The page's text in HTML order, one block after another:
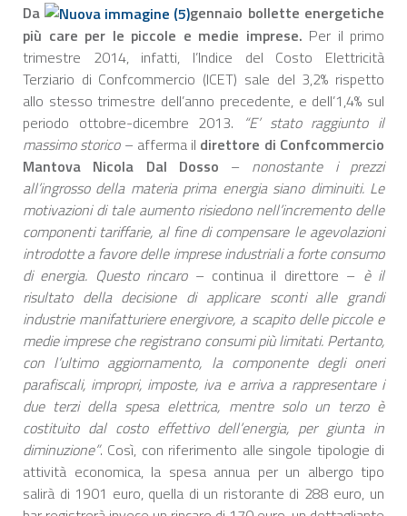
Da
gennaio bollette energetiche
più care per le piccole e medie imprese. Per il primo
trimestre 2014, infatti, l’Indice del Costo Elettricità
Terziario di Confcommercio (ICET) sale del 3,2% rispetto
allo stesso trimestre dell’anno precedente, e dell’1,4% sul
periodo ottobre-dicembre 2013.
“E’ stato raggiunto il
massimo storico– afferma il direttore di Confcommercio
Mantova Nicola Dal Dosso – nonostante i prezzi
all’ingrosso della materia prima energia siano diminuiti. Le
motivazioni di tale aumento risiedono nell’incremento delle
componenti tariffarie, al fine di compensare le agevolazioni
introdotte a favore delle imprese industriali a forte consumo
di energia. Questo rincaro– continua il direttore – è il
risultato della decisione di applicare sconti alle grandi
industrie manifatturiere energivore, a scapito delle piccole e
medie imprese che registrano consumi più limitati. Pertanto,
con l’ultimo aggiornamento, la componente degli oneri
parafiscali, impropri, imposte, iva e arriva a rappresentare i
due terzi della spesa elettrica, mentre solo un terzo è
costituito dal costo effettivo dell’energia, per giunta in
diminuzione”. Così, con riferimento alle singole tipologie di
attività economica, la spesa annua per un albergo tipo
salirà di 1901 euro, quella di un ristorante di 288 euro, un